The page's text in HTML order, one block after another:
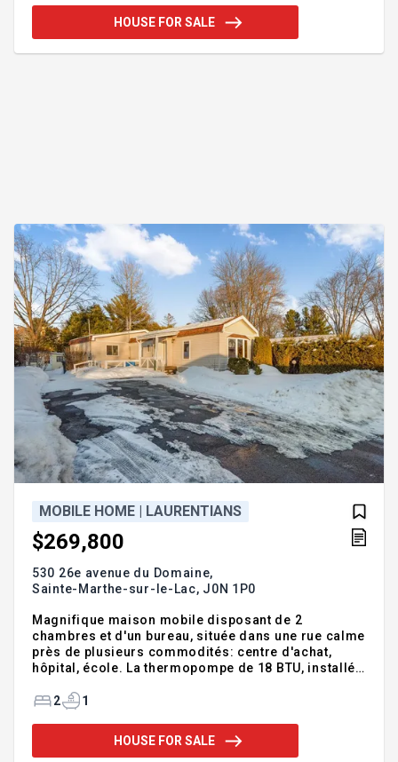
arrière. La salle de bain est spacieuse et comporte
un grand comptoir avec lavabo double,
HOUSE FOR SALE
MOBILE HOME | LAURENTIANS
$269,800
530 26e avenue du Domaine,
Sainte-Marthe-sur-le-Lac, J0N 1P0
Magnifique maison mobile disposant de 2
chambres et d'un bureau, située dans une rue calme
près de plusieurs commodités: centre d'achat,
hôpital, école. La thermopompe de 18 BTU, installée
considérablement le coût de chauffage en hiver,
déposer vos valises dans ce havre de paix et
jouissez de cette maison confortable et
2 1
HOUSE FOR SALE